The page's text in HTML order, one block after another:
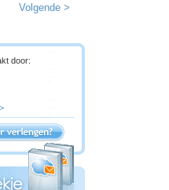
Volgende >
door: